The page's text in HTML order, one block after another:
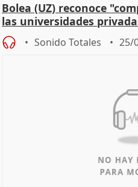
Bolea (UZ) reconoce
las universidades
Sonido Totales 25/